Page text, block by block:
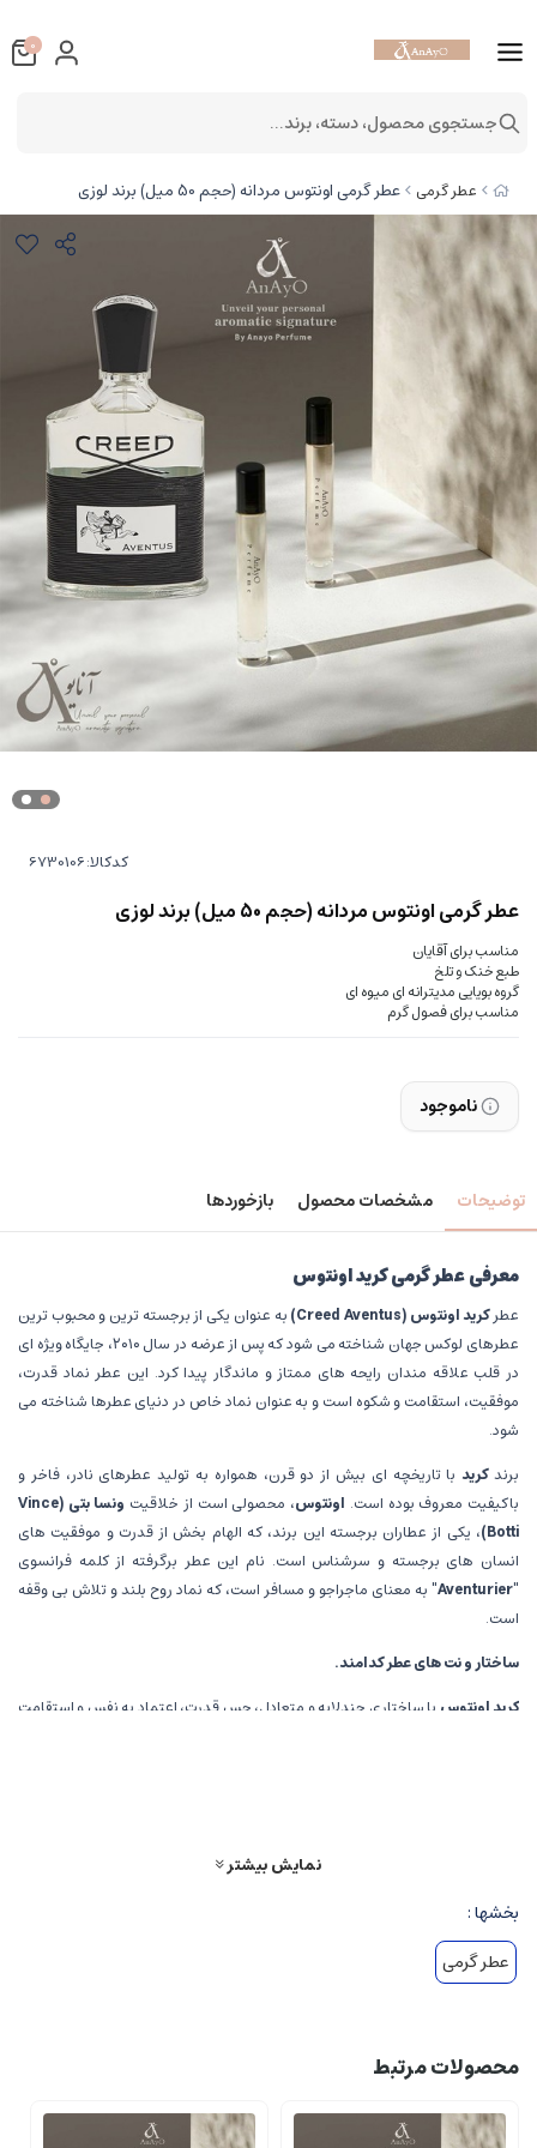
عطر گرمی عطر گرمی اونتوس مردانه (حجم 50 میل) برند لوزی
کدکالا:
عطر گرمی اونتوس مردانه (حجم 50 میل) برند لوزی
مناسب برای آقایان
طبع خنک و تلخ
گروه بویایی مدیترانه ای میوه ای
مناسب برای فصول گرم
ناموجود
توضیحات مشخصات محصول بازخوردها
معرفی عطر گرمی کرید اونتوس
عطرکرید اونتوس(Creed Aventus)
به عنوان یکی از برجسته ترین و محبوب ترین
عطرهای لوکس جهان شناخته می شود که پس از عرضه در سال ۲۰۱۰، جایگاه ویژه ای
در قلب علاقه مندان رایحه های ممتاز و ماندگار پیدا کرد. این عطر نماد قدرت،
موفقیت، استقامت و شکوه است و به عنوان نماد خاص در دنیای عطرها شناخته می
شود.
برندکرید با تاریخچه ای بیش از دو قرن، همواره به تولید عطرهای نادر، فاخر و
باکیفیت معروف بوده است. اونتوس، محصولی است از خلاقیت ونسا بتی (Vince
Botti) ، یکی از عطاران برجسته این برند، که الهام بخش از قدرت و موفقیت های
انسان های برجسته و سرشناس است. نام این عطر برگرفته از کلمه فرانسوی
"Aventurier"
به معنای ماجراجو و مسافر است، که نماد روح بلند و تلاش بی وقفه
است.
ساختار و نت های عطر کدامند.
کرید اونتوس با ساختاری چندلایه و متعادل، حس قدرت، اعتماد به نفس و استقامت
آناناس، که حس سرزندگی و جذابیت را فراهم می آورند.
درخشش مثبت را برمی انگیزند.
نت های میانی
تکمیل می کنند.
نمایش بیشتر
بخشها :
عطر گرمی
محصولات مرتبط
0
جستجوی محصول، دسته، برند...